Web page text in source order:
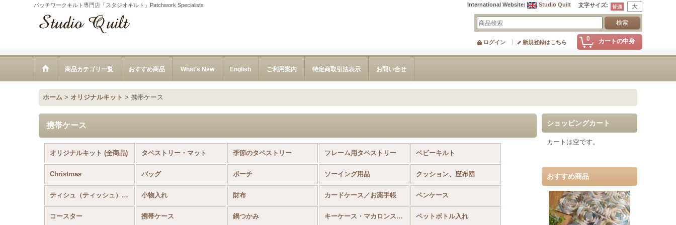
パッチワークキルト専門店「スタジオキルト」Patchwork Specialists 文字サイズ:
International Website: Studio Quilt
0 カートの中身
ログイン 新規登録はこちら
商品カテゴリ一覧 おすすめ商品 What's New English ご利用案内 特定商取引法表示 お問い合せ
ホーム > オリジナルキット > 携帯ケース
ショッピングカート
カートは空です。
おすすめ商品
携帯ケース
オリジナルキット (全商品) タペストリー・マット 季節のタペストリー フレーム用タペストリー ベビーキルト
Christmas バッグ ポーチ ソーイング用品 クッション、座布団
ティシュ（ティッシュ）ケース 小物入れ 財布 カードケース／お薬手帳 ペンケース
コースター 携帯ケース 鍋つかみ キーケース・マカロンストラップ ペットボトル入れ